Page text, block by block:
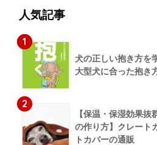
人気記事
1
犬の正しい抱き方を
大型犬に合った抱き
2
【保温・保湿効果
の作り方】クレート
トカバーの通販